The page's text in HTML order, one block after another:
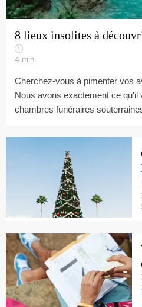
8 lieux insolites à
4 min
Cherchez-vous à pimenter vos
Nous avons exactement ce qu'il
chambres funéraires